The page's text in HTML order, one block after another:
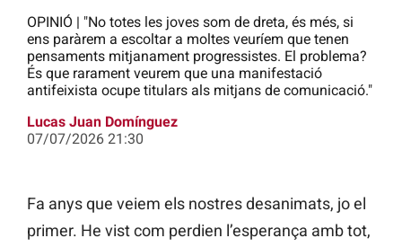
OPINIÓ | "No totes les joves som de dreta, és més, si
ens paràrem a escoltar a moltes veuríem que tenen
pensaments mitjanament progressistes. El problema?
És que rarament veurem que una manifestació
antifeixista ocupe titulars als mitjans de comunicació."
Lucas Juan Domínguez
07/07/2026 21:30
Fa anys que veiem els nostres desanimats, jo el
primer. He vist com perdien l’esperança amb tot,